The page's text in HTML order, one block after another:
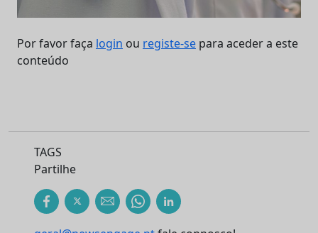
Por favor faça login ou registe-se para aceder a este
conteúdo
TAGS
Partilhe